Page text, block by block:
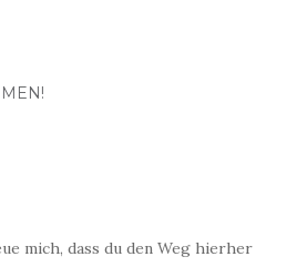
mich, dass du den Weg hierher